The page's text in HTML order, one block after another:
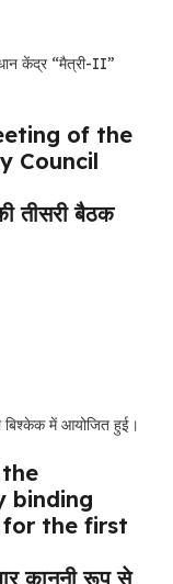
केंद्र “मैत्री-II”
of the
Council
तीसरी बैठक
बिश्केक में आयोजित हुई।
binding
for the first
कानूनी रूप से